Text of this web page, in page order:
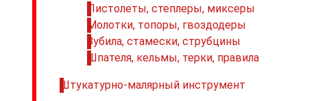
Пистолеты, степлеры, миксеры
Молотки, топоры, гвоздодеры
Зубила, стамески, струбцины
Шпателя, кельмы, терки, правила
Штукатурно-малярный инструмент